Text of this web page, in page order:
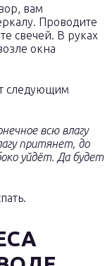
вам
Проводите
свечей. В руках
окна
следующим
всю влагу
притянет, до
уйдёт. Да будет